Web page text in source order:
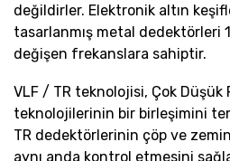
değildirler. Elektronik altın
tasarlanmış metal dedektörleri
değişen frekanslara sahiptir.
VLF / TR teknolojisi, Çok Düşük
teknolojilerinin bir birleşimini
TR dedektörlerinin çöp ve
aynı anda kontrol etmesini